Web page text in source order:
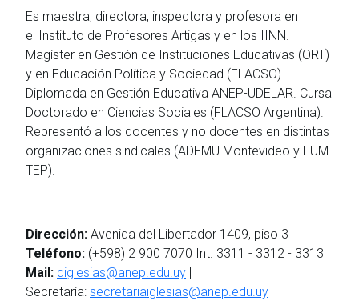
Es maestra, directora, inspectora y profesora en
el Instituto de Profesores Artigas y en los IINN.
Magíster en Gestión de Instituciones Educativas (ORT)
y en Educación Política y Sociedad (FLACSO).
Diplomada en Gestión Educativa ANEP-UDELAR. Cursa
Doctorado en Ciencias Sociales (FLACSO Argentina).
Representó a los docentes y no docentes en distintas
organizaciones sindicales (ADEMU Montevideo y FUM-
TEP).
Dirección: Avenida del Libertador 1409, piso 3
Teléfono: (+598) 2 900 7070 Int. 3311 - 3312 - 3313
Mail: diglesias@anep.edu.uy
Secretaría: secretariaiglesias@anep.edu.uy